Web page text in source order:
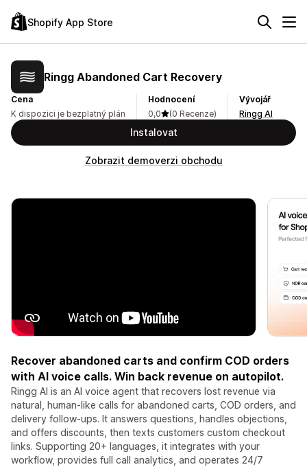
Shopify App Store
Ringg Abandoned Cart Recovery
Cena
K dispozici je bezplatný plán
Hodnocení
0,0
(0 Recenze)
Vývojář
Ringg AI
Instalovat
Zobrazit demoverzi obchodu
Recover abandoned carts and confirm COD orders
with AI voice calls. Win back revenue on autopilot.
Ringg AI is an AI voice agent that recovers lost revenue via
natural, human-like calls for abandoned carts, COD orders, and
delivery follow-ups. It answers questions, handles objections,
and offers discounts, then texts customers custom checkout
links. Supporting 20+ languages, it integrates with your
workflow, provides full call analytics, and operates 24/7